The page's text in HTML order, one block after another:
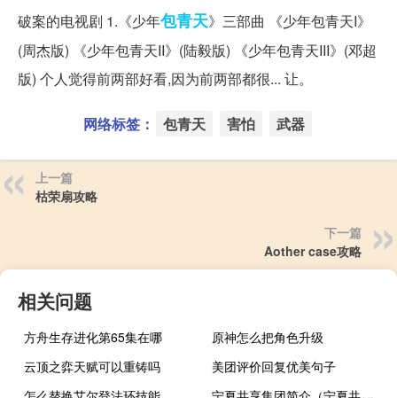
破案的电视剧 1.《少年包青天》三部曲 《少年包青天I》
(周杰版) 《少年包青天II》(陆毅版) 《少年包青天III》(邓超
版) 个人觉得前两部好看,因为前两部都很... 让。
网络标签： 包青天 害怕 武器
上一篇
枯荣扇攻略
下一篇
Aother case攻略
相关问题
方舟生存进化第65集在哪
原神怎么把角色升级
云顶之弈天赋可以重铸吗
美团评价回复优美句子